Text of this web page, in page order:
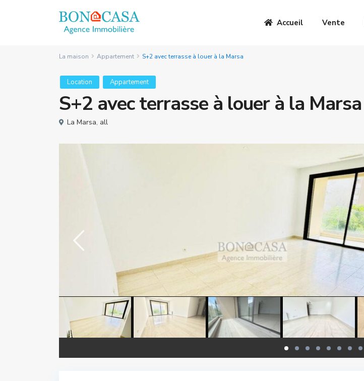
Accueil Vente
La maison Appartement S+2 avec terrasse à louer à la Marsa
Location Appartement
S+2 avec terrasse à louer à la Marsa
La Marsa, all